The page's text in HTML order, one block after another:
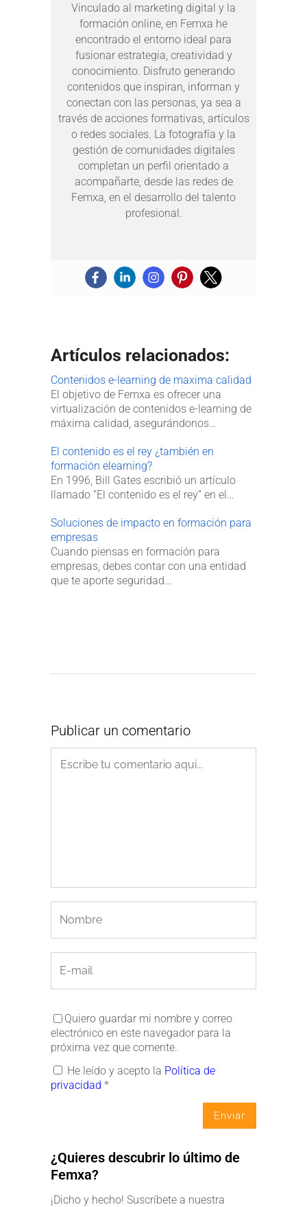
Vinculado al marketing digital y la
formación online, en Femxa he
encontrado el entorno ideal para
fusionar estrategia, creatividad y
conocimiento. Disfruto generando
contenidos que inspiran, informan y
conectan con las personas, ya sea a
través de acciones formativas, artículos
o redes sociales. La fotografía y la
gestión de comunidades digitales
completan un perfil orientado a
acompañarte, desde las redes de
Femxa, en el desarrollo del talento
profesional.
Artículos relacionados:
Contenidos e-learning de maxima calidad
El objetivo de Femxa es ofrecer una
virtualización de contenidos e-learning de
máxima calidad, asegurándonos…
El contenido es el rey ¿también en
formación elearning?
En 1996, Bill Gates escribió un artículo
llamado “El contenido es el rey” en el…
Soluciones de impacto en formación para
empresas
Cuando piensas en formación para
empresas, debes contar con una entidad
que te aporte seguridad…
Publicar un comentario
Quiero guardar mi nombre y correo
electrónico en este navegador para la
próxima vez que comente.
He leído y acepto la Política de
privacidad *
¿Quieres descubrir lo último de
Femxa?
¡Dicho y hecho! Suscríbete a nuestra